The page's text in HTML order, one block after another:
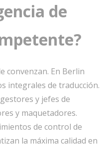
de
convenzan. En Berlin
integrales de traducción.
y jefes de
y maquetadores.
de control de
la máxima calidad en